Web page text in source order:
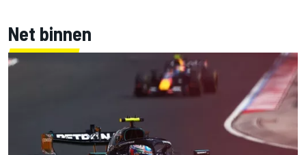
Net binnen